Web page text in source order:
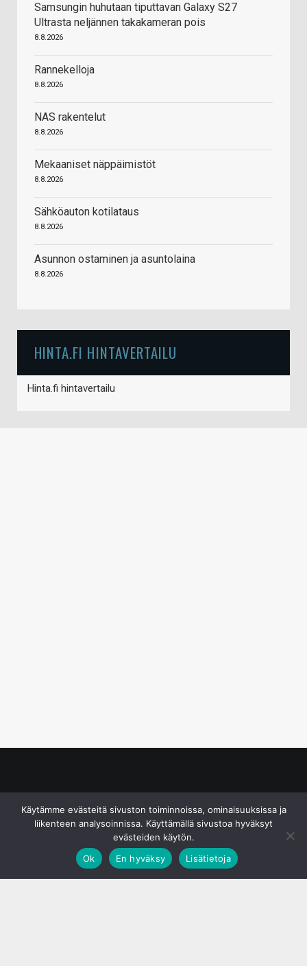
Samsungin huhutaan tiputtavan Galaxy S27
Ultrasta neljännen takakameran pois
8.8.2026
Rannekelloja
8.8.2026
NAS rakentelut
8.8.2026
Mekaaniset näppäimistöt
8.8.2026
Sähköauton kotilataus
8.8.2026
Asunnon ostaminen ja asuntolaina
8.8.2026
HINTA.FI HINTAVERTAILU
Hinta.fi hintavertailu
Käytämme evästeitä sivuston toiminnoissa, ominaisuuksissa ja
liikenteen analysoinnissa. Käyttämällä sivustoa hyväksyt
evästeiden käytön.
Ok
En hyväksy Lisätietoja